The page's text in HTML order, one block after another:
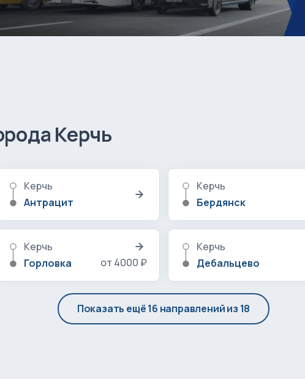
Керчь
Керчь
Антрацит
Керчь
Бердянск
Керчь
Горловка
от 4000 ₽
Керчь
Дебальцево
Показать ещё 16 направлений из 18